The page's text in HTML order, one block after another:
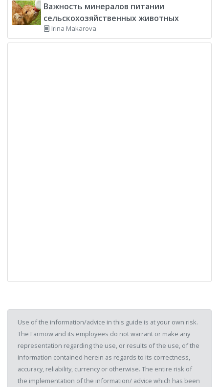
Важность минералов питании
сельскохозяйственных животных
Irina Makarova
Use of the information/advice in this guide is at your own risk.
The Farmow and its employees do not warrant or make any
representation regarding the use, or results of the use, of the
information contained herein as regards to its correctness,
accuracy, reliability, currency or otherwise. The entire risk of
the implementation of the information/ advice which has been